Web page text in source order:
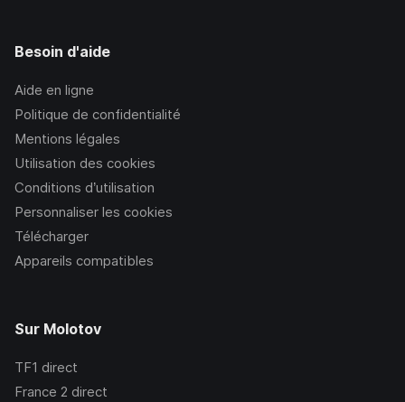
Besoin d'aide
Aide en ligne
Politique de confidentialité
Mentions légales
Utilisation des cookies
Conditions d’utilisation
Personnaliser les cookies
Télécharger
Appareils compatibles
Sur Molotov
TF1 direct
France 2 direct